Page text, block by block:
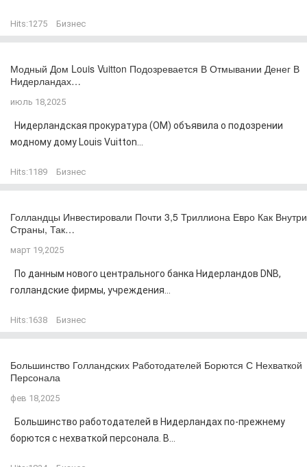
Hits:1275 Бизнес
Модный Дом Louis Vuitton Подозревается В Отмывании Денег В
Нидерландах…
июль 18,2025
Нидерландская прокуратура (OM) объявила о подозрении
модному дому Louis Vuitton...
Hits:1189 Бизнес
Голландцы Инвестировали Почти 3,5 Триллиона Евро Как Внутри
Страны, Так…
март 19,2025
По данным нового центрального банка Нидерландов DNB,
голландские фирмы, учреждения...
Hits:1638 Бизнес
Большинство Голландских Работодателей Борются С Нехваткой
Персонала
фев 18,2025
Большинство работодателей в Нидерландах по-прежнему
борются с нехваткой персонала. В...